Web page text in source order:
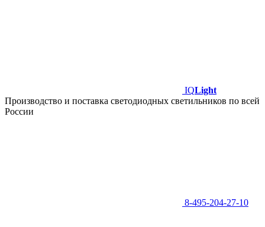
IQLight
Производство и поставка светодиодных светильников по всей
России
8-495-204-27-10